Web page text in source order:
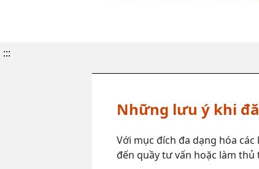
:::
Những lưu ý khi
Với mục đích đa dạng hóa
đến quầy tư vấn hoặc làm